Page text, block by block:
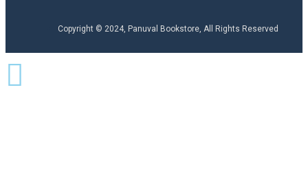
Copyright © 2024, Panuval Bookstore, All Rights Reserved